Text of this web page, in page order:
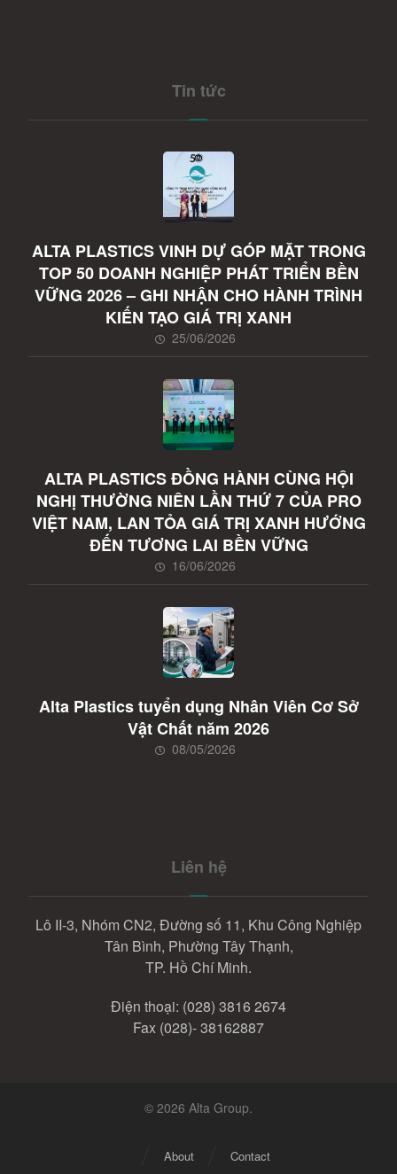
Tin tức
ALTA PLASTICS VINH DỰ GÓP MẶT TRONG
TOP 50 DOANH NGHIỆP PHÁT TRIỂN BỀN
VỮNG 2026 – GHI NHẬN CHO HÀNH TRÌNH
KIẾN TẠO GIÁ TRỊ XANH
25/06/2026
ALTA PLASTICS ĐỒNG HÀNH CÙNG HỘI
NGHỊ THƯỜNG NIÊN LẦN THỨ 7 CỦA PRO
VIỆT NAM, LAN TỎA GIÁ TRỊ XANH HƯỚNG
ĐẾN TƯƠNG LAI BỀN VỮNG
16/06/2026
Alta Plastics tuyển dụng Nhân Viên Cơ Sở
Vật Chất năm 2026
08/05/2026
Liên hệ
Lô II-3, Nhóm CN2, Đường số 11, Khu Công Nghiệp
Tân Bình, Phường Tây Thạnh,
TP. Hồ Chí Minh.
Điện thoại: (028) 3816 2674
Fax (028)- 38162887
© 2026 Alta Group.
Contact
About